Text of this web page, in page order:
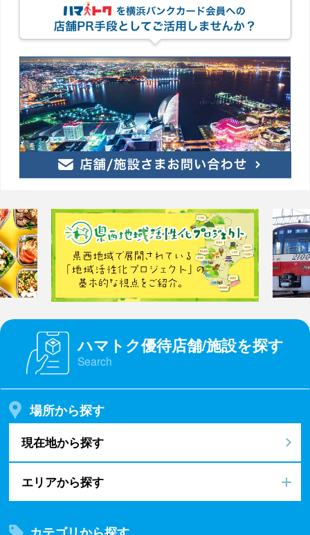
ハマトク優待店舗/施設を探す
Search
場所から探す
現在地から探す
エリアから探す